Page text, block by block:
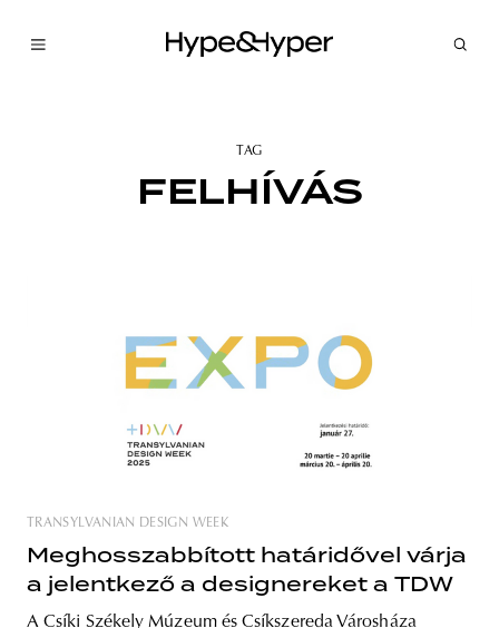
TAG
FELHÍVÁS
TRANSYLVANIAN DESIGN WEEK
Meghosszabbított határidővel várja
a jelentkező a designereket a TDW
A Csíki Székely Múzeum és Csíkszereda Városháza